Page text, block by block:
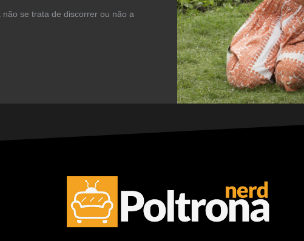
se trata de discorrer ou não a